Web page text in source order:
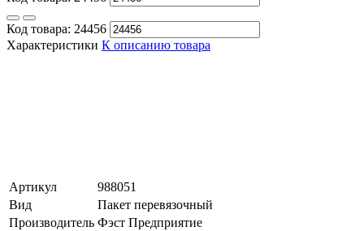
Код товара: 24456
Характеристики К описанию товара
Артикул
988051
Вид
Пакет перевязочный
Производитель Фэст Предприятие